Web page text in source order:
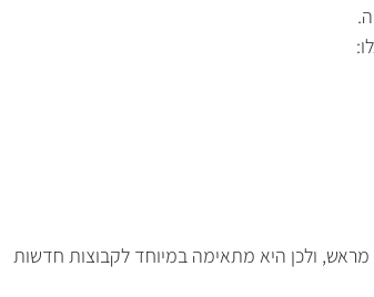
מראש, ולכן היא מתאימה במיוחד לקבוצות חדשות